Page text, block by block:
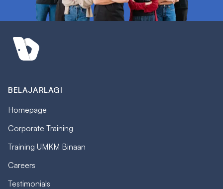
BELAJARLAGI
Homepage
Corporate Training
Training UMKM Binaan
Careers
Testimonials